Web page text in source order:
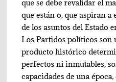
que se debe revalidar el
que están o, que aspiran
de los asuntos del Estado
Los Partidos políticos son
producto histórico
perfectos ni inmutables,
capacidades de una